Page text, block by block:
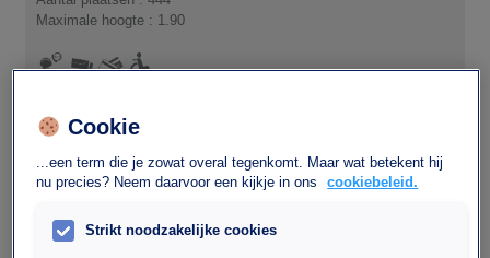
Maximale hoogte : 1.90
Cookie
...een term die je zowat overal tegenkomt. Maar wat betekent hij
nu precies? Neem daarvoor een kijkje in ons
cookiebeleid.
Strikt noodzakelijke cookies